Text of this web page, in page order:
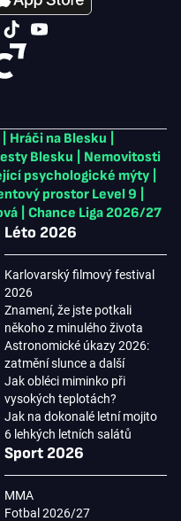
Hráči na Blesku
Blesku
Nemovitosti
psychologické mýty
prostor Level 9
Chance Liga 2026/27
Léto 2026
Karlovarský filmový festival
2026
Znamení, že jste potkali
někoho z minulého života
Astronomické úkazy 2026:
zatmění slunce a další
Jak obléci miminko při
vysokých teplotách?
Jak na dokonalé letní mojito
6 lehkých letních salátů
Sport 2026
MMA
Fotbal 2026/27